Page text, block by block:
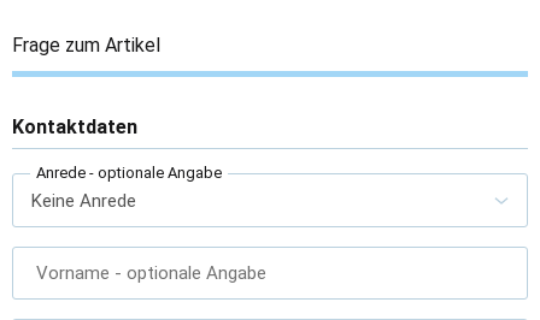
Frage zum Artikel
Kontaktdaten
Anrede - optionale Angabe
Vorname - optionale Angabe